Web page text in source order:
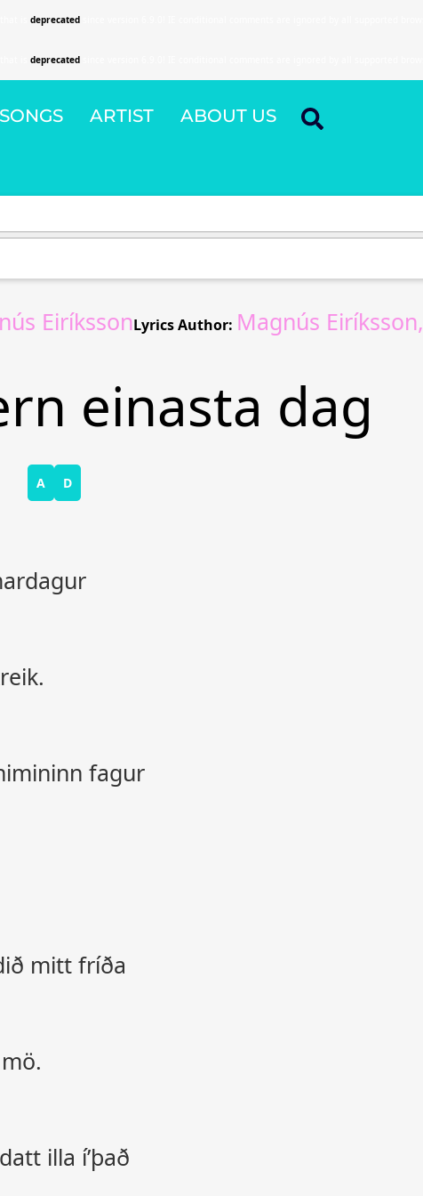
deprecated
deprecated
SONGS ARTIST ABOUT US
EiríkssonLyrics Author: Magnús Eiríksson,
einasta dag
A D
fagur
mitt fríða
illa í’það